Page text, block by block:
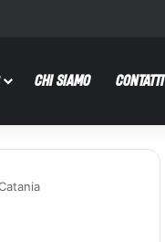
CHI SIAMO CONTATTI